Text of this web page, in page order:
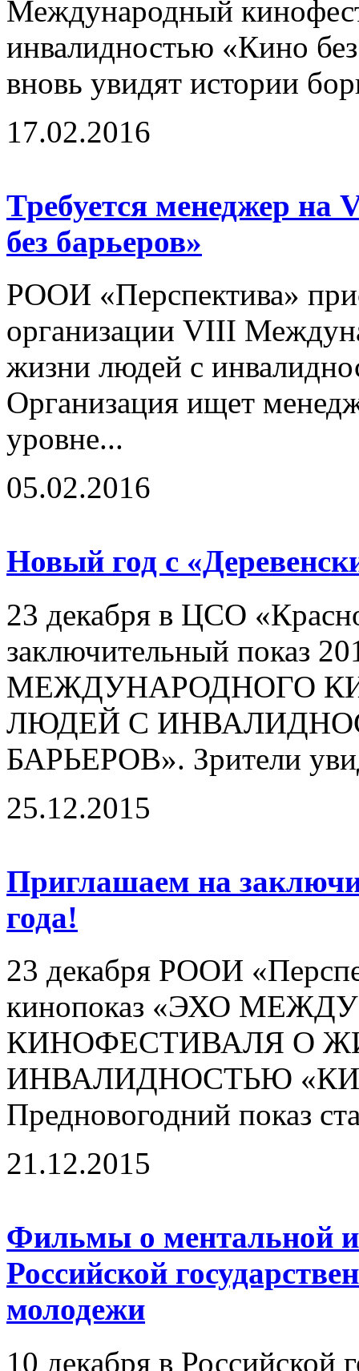
Международный
инвалидностью «Кино
вновь увидят истории
17.02.2016
Требуется менеджер
без барьеров»
РООИ «Перспектива»
организации VIII
жизни людей с
Организация ищет
уровне...
05.02.2016
Новый год с
23 декабря в ЦСО
заключительный показ
МЕЖДУНАРОДНОГО
ЛЮДЕЙ С
БАРЬЕРОВ». Зрители
25.12.2015
Приглашаем на
года!
23 декабря РООИ
кинопоказ «ЭХО
КИНОФЕСТИВАЛЯ О
ИНВАЛИДНОСТЬЮ
Предновогодний показ
21.12.2015
Фильмы о ментальной
Российской
молодежи
10 декабря в Российской